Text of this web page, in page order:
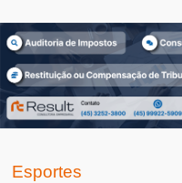
Esportes